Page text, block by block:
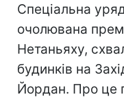
Спеціальна
очолювана
Нетаньяху,
будинків на
Йордан. Про це